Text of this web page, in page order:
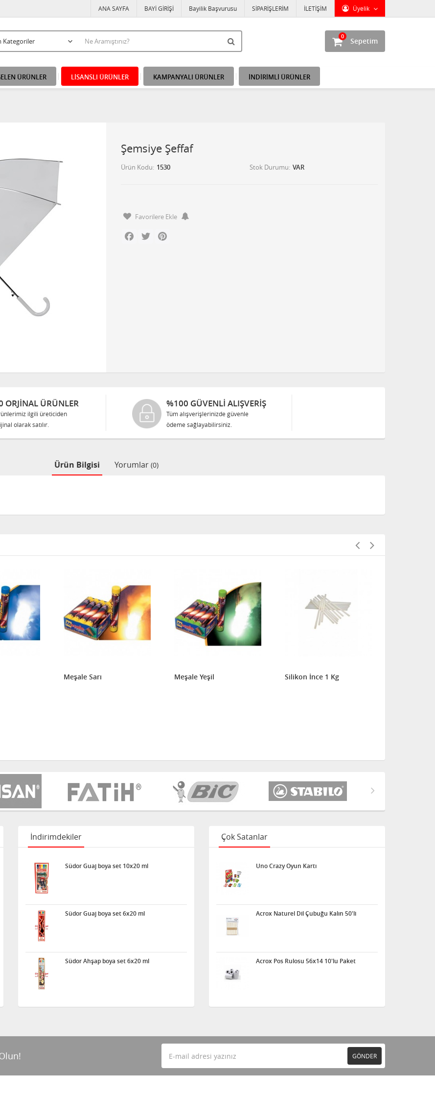
Üyelik
ANA SAYFA BAYİ GİRİŞİ Bayilik Başvurusu SİPARİŞLERİM İLETİŞİM
Sepetim
0
ÜRÜNLER LİSANSLI ÜRÜNLER KAMPANYALI ÜRÜNLER İNDİRİMLİ ÜRÜNLER
Şemsiye Şeffaf
Ürün Kodu 1530 Stok Durumu VAR
Favorilere Ekle
Facebook
Twitter
ORJINAL ÜRÜNLER
ilgili üreticiden
olarak satılır.
%100 GÜVENLİ ALIŞVERİŞ
Tüm alışverişlerinizde güvenle
ödeme sağlayabilirsiniz.
Ürün Bilgisi Yorumlar (0)
Meşale Sarı Meşale Yeşil Silikon İnce 1 Kg
İndirimdekiler
Südor Guaj boya set 10x20 ml
Südor Guaj boya set 6x20 ml
Südor Ahşap boya set 6x20 ml
Çok Satanlar
Uno Crazy Oyun Kartı
Acrox Naturel Dil Çubuğu Kalın 50'li
Acrox Pos Rulosu 56x14 10'lu Paket
GÖNDER